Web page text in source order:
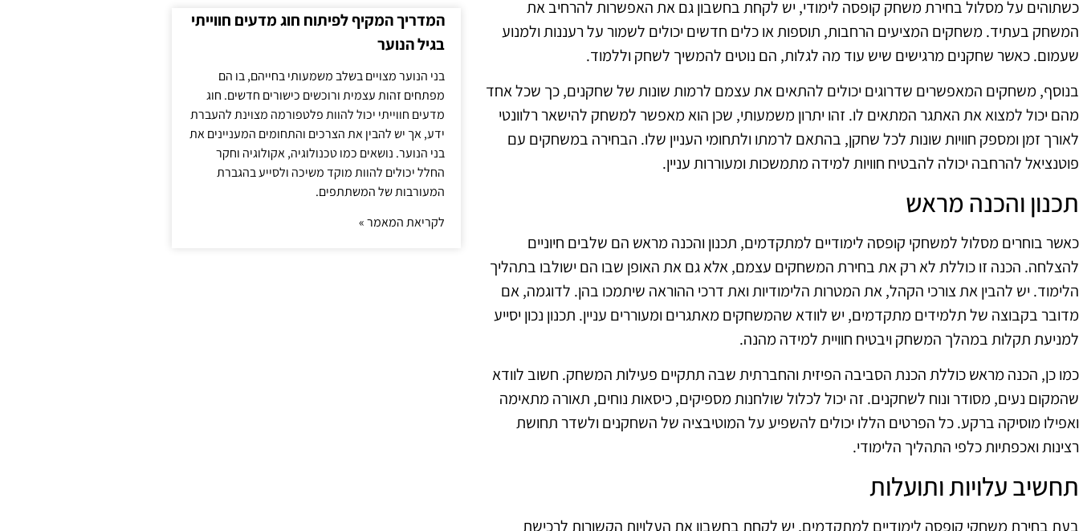
כשתוהים על מסלול בחירת משחק קופסה לימודי, יש לקחת בחשבון גם את האפשרות להרחיב את
המשחק בעתיד. משחקים המציעים הרחבות, תוספות או כלים חדשים יכולים לשמור על רעננות ולמנוע
שעמום. כאשר שחקנים מרגישים שיש עוד מה לגלות, הם נוטים להמשיך לשחק וללמוד.
בנוסף, משחקים המאפשרים שדרוגים יכולים להתאים את עצמם לרמות שונות של שחקנים, כך שכל אחד
מהם יכול למצוא את האתגר המתאים לו. זהו יתרון משמעותי, שכן הוא מאפשר למשחק להישאר רלוונטי
לאורך זמן ומספק חוויות שונות לכל שחקן, בהתאם לרמתו ולתחומי העניין שלו. הבחירה במשחקים עם
פוטנציאל להרחבה יכולה להבטיח חוויות למידה מתמשכות ומעוררות עניין.
תכנון והכנה מראש
כאשר בוחרים מסלול למשחקי קופסה לימודיים למתקדמים, תכנון והכנה מראש הם שלבים חיוניים
להצלחה. הכנה זו כוללת לא רק את בחירת המשחקים עצמם, אלא גם את האופן שבו הם ישולבו בתהליך
הלימוד. יש להבין את צורכי הקהל, את המטרות הלימודיות ואת דרכי ההוראה שיתמכו בהן. לדוגמה, אם
מדובר בקבוצה של תלמידים מתקדמים, יש לוודא שהמשחקים מאתגרים ומעוררים עניין. תכנון נכון יסייע
למניעת תקלות במהלך המשחק ויבטיח חוויית למידה מהנה.
כמו כן, הכנה מראש כוללת הכנת הסביבה הפיזית והחברתית שבה תתקיים פעילות המשחק. חשוב לוודא
שהמקום נעים, מסודר ונוח לשחקנים. זה יכול לכלול שולחנות מספיקים, כיסאות נוחים, תאורה מתאימה
ואפילו מוסיקה ברקע. כל הפרטים הללו יכולים להשפיע על המוטיבציה של השחקנים ולשדר תחושת
רצינות ואכפתיות כלפי התהליך הלימודי.
תחשיב עלויות ותועלות
בעת בחירת משחקי קופסה לימודיים למתקדמים, יש לקחת בחשבון את העלויות הקשורות לרכישת
המדריך המקיף לפיתוח חוג מדעים חווייתי
בגיל הנוער
בני הנוער מצויים בשלב משמעותי בחייהם, בו הם
מפתחים זהות עצמית ורוכשים כישורים חדשים. חוג
מדעים חווייתי יכול להוות פלטפורמה מצוינת להעברת
ידע, אך יש להבין את הצרכים והתחומים המעניינים את
בני הנוער. נושאים כמו טכנולוגיה, אקולוגיה וחקר
החלל יכולים להוות מוקד משיכה ולסייע בהגברת
המעורבות של המשתתפים.
לקריאת המאמר »